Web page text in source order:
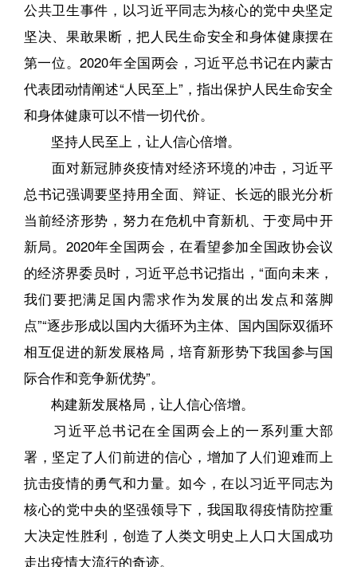
公共卫生事件，以习近平同志为核心的党中央坚定
坚决、果敢果断，把人民生命安全和身体健康摆在
第一位。2020年全国两会，习近平总书记在内蒙古
代表团动情阐述“人民至上”，指出保护人民生命安全
和身体健康可以不惜一切代价。
坚持人民至上，让人信心倍增。
面对新冠肺炎疫情对经济环境的冲击，习近平
总书记强调要坚持用全面、辩证、长远的眼光分析
当前经济形势，努力在危机中育新机、于变局中开
新局。2020年全国两会，在看望参加全国政协会议
的经济界委员时，习近平总书记指出，“面向未来，
我们要把满足国内需求作为发展的出发点和落脚
点”“逐步形成以国内大循环为主体、国内国际双循环
相互促进的新发展格局，培育新形势下我国参与国
际合作和竞争新优势”。
构建新发展格局，让人信心倍增。
习近平总书记在全国两会上的一系列重大部
署，坚定了人们前进的信心，增加了人们迎难而上
抗击疫情的勇气和力量。如今，在以习近平同志为
核心的党中央的坚强领导下，我国取得疫情防控重
大决定性胜利，创造了人类文明史上人口大国成功
走出疫情大流行的奇迹。